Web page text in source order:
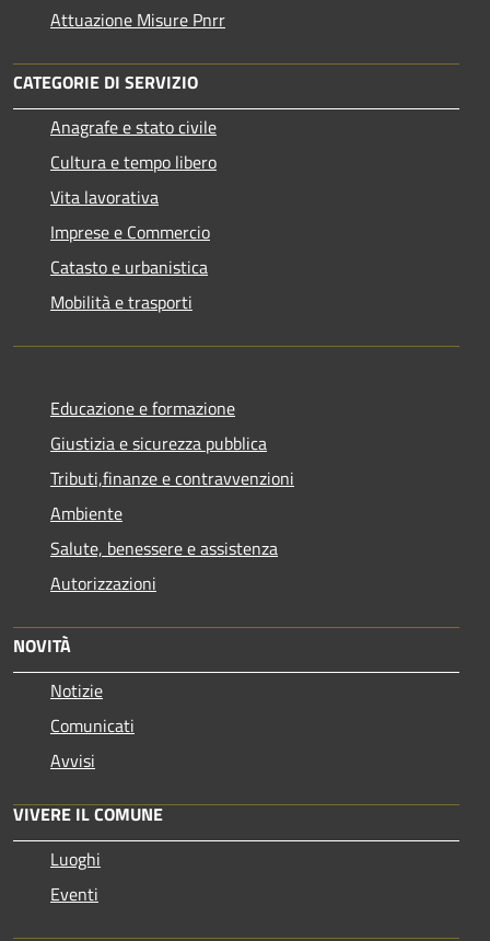
Attuazione Misure Pnrr
CATEGORIE DI SERVIZIO
Anagrafe e stato civile
Cultura e tempo libero
Vita lavorativa
Imprese e Commercio
Catasto e urbanistica
Mobilità e trasporti
Educazione e formazione
Giustizia e sicurezza pubblica
Tributi,finanze e contravvenzioni
Ambiente
Salute, benessere e assistenza
Autorizzazioni
NOVITÀ
Notizie
Comunicati
Avvisi
VIVERE IL COMUNE
Luoghi
Eventi